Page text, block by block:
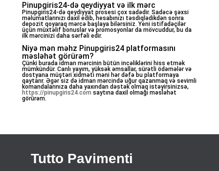
Pinupgiris24-də qeydiyyat və ilk mərc
Pinupgiris24-də qeydiyyat prosesi çox sadədir. Sadəcə şəxsi
məlumatlarınızı daxil edib, hesabınızı təsdiqlədikdən sonra
depozit qoyaraq mərcə başlaya bilərsiniz. Yeni istifadəçilər
üçün müxtəlif bonuslar və promosyonlar da mövcuddur, bu da
ilk mərcinizi daha sərfəli edir.
Niyə mən məhz Pinupgiris24 platformasını
məsləhət görürəm?
Çünki burada idman mərcinin bütün incəliklərini hiss etmək
mümkündür. Canlı yayım, yüksək əmsallar, sürətli ödəmələr və
dostyana müştəri xidməti məni hər dəfə bu platformaya
qaytarır. Əgər siz də idman mərcində uğur qazanmaq və sevimli
komandalarınıza daha yaxından dəstək olmaq istəyirsinizsə,
https://pinupgiris24.com saytına daxil olmağı məsləhət
görürəm.
Tutto Pavimenti